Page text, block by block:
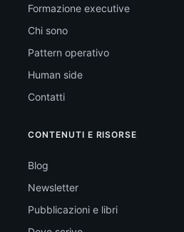
Formazione executive
Chi sono
Pattern operativo
Human side
Contatti
CONTENUTI E RISORSE
Blog
Newsletter
Pubblicazioni e libri